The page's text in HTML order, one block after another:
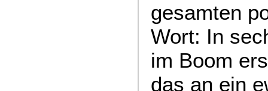
gesamten
Wort: In
im Boom
das an ein